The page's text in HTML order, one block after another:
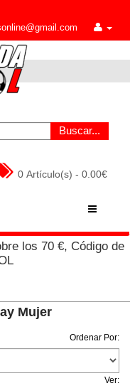
Buscar...
0 Artículo(s) - 0.00€
los 70 €, Código de
Mujer
Ordenar Por:
Ver: